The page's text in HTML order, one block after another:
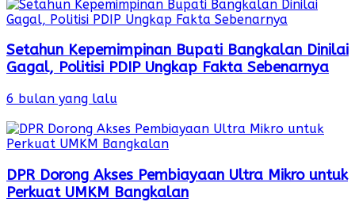
Setahun Kepemimpinan Bupati Bangkalan Dinilai
Gagal, Politisi PDIP Ungkap Fakta Sebenarnya
6 bulan yang lalu
DPR Dorong Akses Pembiayaan Ultra Mikro untuk
Perkuat UMKM Bangkalan